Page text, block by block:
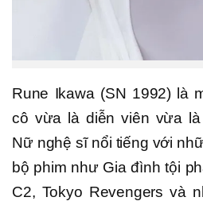
Rune Ikawa (SN 1992) là
cô vừa là diễn viên vừa
Nữ nghệ sĩ nổi tiếng với
bộ phim như Gia đình tội
C2, Tokyo Revengers và